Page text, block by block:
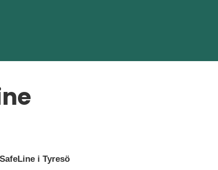
i Tyresö